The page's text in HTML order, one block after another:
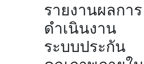
รายงานผลการ
ดำเนินงาน
ระบบประกัน